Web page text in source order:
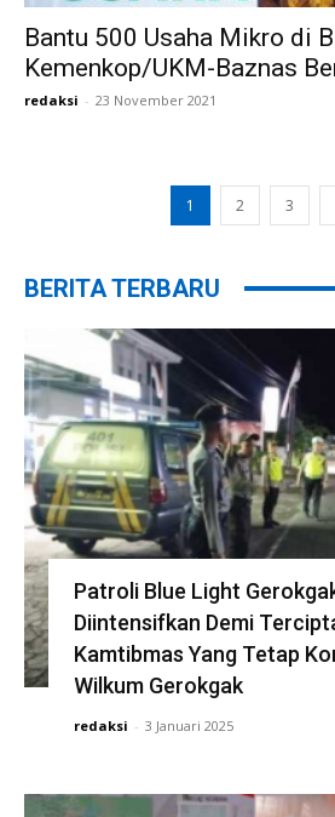
Bantu 500 Usaha Mikro di
Kemenkop/UKM-Baznas
redaksi - 23 November 2021
1 2 3
BERITA TERBARU
Patroli Blue Light
Diintensifkan Demi
Kamtibmas Yang Tetap
Wilkum Gerokgak
redaksi - 3 Januari 2025